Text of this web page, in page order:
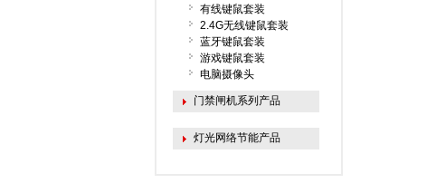
有线键鼠套装
2.4G无线键鼠套装
蓝牙键鼠套装
游戏键鼠套装
电脑摄像头
门禁闸机系列产品
灯光网络节能产品